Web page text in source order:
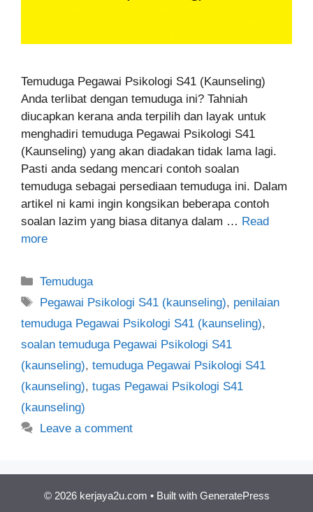
Temuduga Pegawai Psikologi S41 (Kaunseling)
Anda terlibat dengan temuduga ini? Tahniah
diucapkan kerana anda terpilih dan layak untuk
menghadiri temuduga Pegawai Psikologi S41
(Kaunseling) yang akan diadakan tidak lama lagi.
Pasti anda sedang mencari contoh soalan
temuduga sebagai persediaan temuduga ini. Dalam
artikel ni kami ingin kongsikan beberapa contoh
soalan lazim yang biasa ditanya dalam … Read
more
Categories
Temuduga
Tags
Pegawai Psikologi S41 (kaunseling), penilaian
temuduga Pegawai Psikologi S41 (kaunseling),
soalan temuduga Pegawai Psikologi S41
(kaunseling), temuduga Pegawai Psikologi S41
(kaunseling), tugas Pegawai Psikologi S41
(kaunseling)
Leave a comment
© 2026 kerjaya2u.com • Built with GeneratePress